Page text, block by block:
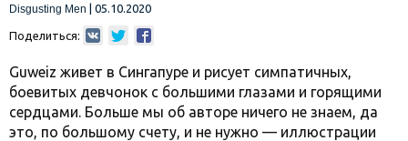
Disgusting Men
05.10.2020
Поделиться:
Guweiz живет в Сингапуре и рисует симпатичных,
боевитых девчонок с большими глазами и горящими
сердцами. Больше мы об авторе ничего не знаем, да
это, по большому счету, и не нужно — иллюстрации